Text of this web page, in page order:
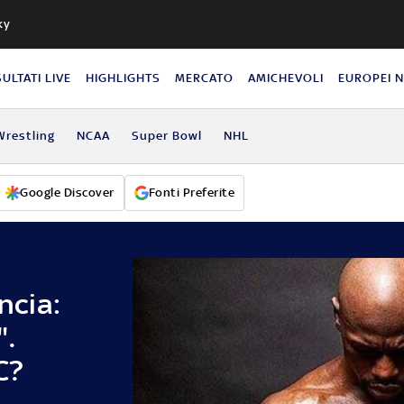
LIVE HIGHLIGHTS MERCATO AMICHEVOLI EUROPEI
NCAA Super Bowl NHL
Google Discover Fonti Preferite